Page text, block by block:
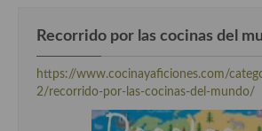
Recorrido por las cocinas del
https://www.cocinayaficiones.com/
2/recorrido-por-las-cocinas-del-mundo/